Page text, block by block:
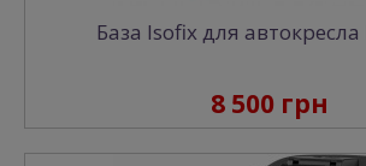
База Isofix для автокресла
8 500 грн